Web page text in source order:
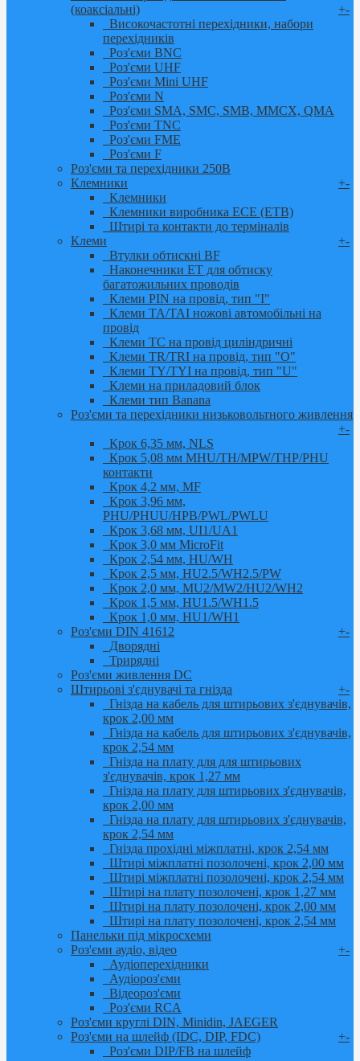
(коаксіальні)
+-
Високочастотні перехідники, набори
перехідників
Роз'єми BNC
Роз'єми UHF
Роз'єми Mini UHF
Роз'єми N
Роз'єми SMA, SMC, SMB, MMCX, QMA
Роз'єми TNC
Роз'єми FME
Роз'єми F
Роз'єми та перехідники 250В
Клемники
+-
Клемники
Клемники виробника ЕСЕ (ETB)
Штирі та контакти до терміналів
Клеми
+-
Втулки обтискні BF
Наконечники ET для обтиску
багатожильних проводів
Клеми PIN на провід, тип "I"
Клеми TA/TAI ножові автомобільні на
провід
Клеми TC на провід циліндричні
Клеми TR/TRI на провід, тип "O"
Клеми TY/TYI на провід, тип "U"
Клеми на приладовий блок
Клеми тип Banana
Роз'єми та перехідники низьковольтного живлення
+-
Крок 6,35 мм, NLS
Крок 5,08 мм MHU/TH/MPW/THP/PHU
контакти
Крок 4,2 мм, MF
Крок 3,96 мм,
PHU/PHUU/HPB/PWL/PWLU
Крок 3,68 мм, UI1/UA1
Крок 3,0 мм MicroFit
Крок 2,54 мм, HU/WH
Крок 2,5 мм, HU2.5/WH2.5/PW
Крок 2,0 мм, MU2/MW2/HU2/WH2
Крок 1,5 мм, HU1.5/WH1.5
Крок 1,0 мм, HU1/WH1
Роз'єми DIN 41612
+-
Дворядні
Трирядні
Роз'єми живлення DC
Штирьові з'єднувачі та гнізда
+-
Гнізда на кабель для штирьових з'єднувачів,
крок 2,00 мм
Гнізда на кабель для штирьових з'єднувачів,
крок 2,54 мм
Гнізда на плату для для штирьових
з'єднувачів, крок 1,27 мм
Гнізда на плату для штирьових з'єднувачів,
крок 2,00 мм
Гнізда на плату для штирьових з'єднувачів,
крок 2,54 мм
Гнізда прохідні міжплатні, крок 2,54 мм
Штирі міжплатні позолочені, крок 2,00 мм
Штирі міжплатні позолочені, крок 2,54 мм
Штирі на плату позолочені, крок 1,27 мм
Штирі на плату позолочені, крок 2,00 мм
Штирі на плату позолочені, крок 2,54 мм
Панельки під мікросхеми
Роз'єми аудіо, відео
+-
Аудіоперехідники
Аудіороз'єми
Відеороз'єми
Роз'єми RCA
Роз'єми круглі DIN, Minidin, JAEGER
Роз'єми на шлейф (IDC, DIP, FDC)
+-
Роз'єми DIP/FB на шлейф